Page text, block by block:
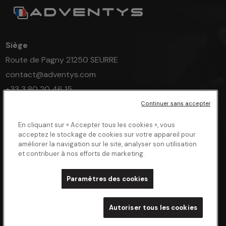
Siège
Route de Pagny 21250 SEURRE
contact@adventys.com
+33 3 80 20 46 15
Plan du site
Informations pratiques
Nous contacter
En cliquant sur « Accepter tous les cookies », vous
acceptez le stockage de cookies sur votre appareil pour
améliorer la navigation sur le site, analyser son utilisation
et contribuer à nos efforts de marketing.
Paramètres des cookies
Autoriser tous les cookies
Continuer sans accepter